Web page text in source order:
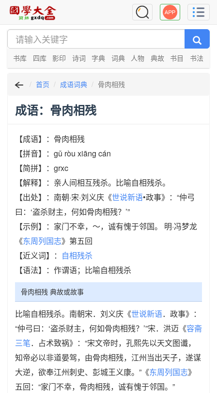
书库 四库 影印 诗词 字典 词典 人物 典故 书目 书法
首页 成语词典 骨肉相残
成语：骨肉相残
【成语】：骨肉相残
【拼音】：gǔ ròu xiāng cán
【简拼】：grxc
【解释】：亲人间相互残杀。比喻自相残杀。
【出处】：南朝·宋·刘义庆《世说新语•政事》：“仲弓
曰：‘盗杀财主，何如骨肉相残？’”
【示例】：家门不幸，～，诚有愧于邻国。 明·冯梦龙
《东周列国志》第五回
【近义词】： 自相残杀
【语法】：作谓语；比喻自相残杀
骨肉相残 典故或故事
比喻自相残杀。南朝宋．刘义庆《世说新语．政事》：
“仲弓曰：‘盗杀财主，何如骨肉相残？’”宋．洪迈《容斋
三笔．占术致祸》：“宋文帝时，孔熙先以天文图谶，
知帝必以非道晏驾，由骨肉相残，江州当出天子，遂谋
大逆，欲奉江州刺史、彭城王义康。”《东周列国志》
五回：“家门不幸，骨肉相残，诚有愧于邻国。”